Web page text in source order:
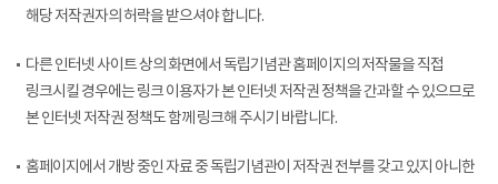
해당 저작권자의 허락을 받으셔야 합니다.
다른 인터넷 사이트 상의 화면에서 독립기념관 홈페이지의 저작물을 직접
링크시킬 경우에는 링크 이용자가 본 인터넷 저작권 정책을 간과할 수 있으므로
본 인터넷 저작권 정책도 함께 링크해 주시기 바랍니다.
홈페이지에서 개방 중인 자료 중 독립기념관이 저작권 전부를 갖고 있지 아니한